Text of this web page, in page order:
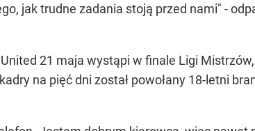
jak trudne zadania stoją przed nami" -
21 maja wystąpi w finale Ligi
na pięć dni został powołany 18-letni